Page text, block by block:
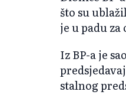
što su
je u padu za
Iz BP-a je
stalnog